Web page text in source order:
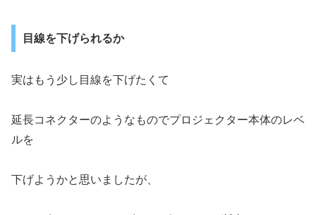
目線を下げられるか
実はもう少し目線を下げたくて
延長コネクターのようなものでプロジェクター本体のレベ
ルを
下げようかと思いましたが、